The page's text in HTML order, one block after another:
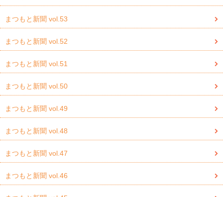
まつもと新聞 vol.53
まつもと新聞 vol.52
まつもと新聞 vol.51
まつもと新聞 vol.50
まつもと新聞 vol.49
まつもと新聞 vol.48
まつもと新聞 vol.47
まつもと新聞 vol.46